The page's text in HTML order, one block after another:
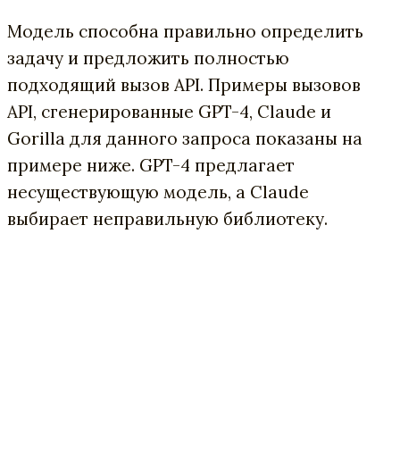
Модель способна правильно определить
задачу и предложить полностью
подходящий вызов API. Примеры вызовов
API, сгенерированные GPT-4, Claude и
Gorilla для данного запроса показаны на
примере ниже. GPT-4 предлагает
несуществующую модель, а Claude
выбирает неправильную библиотеку.